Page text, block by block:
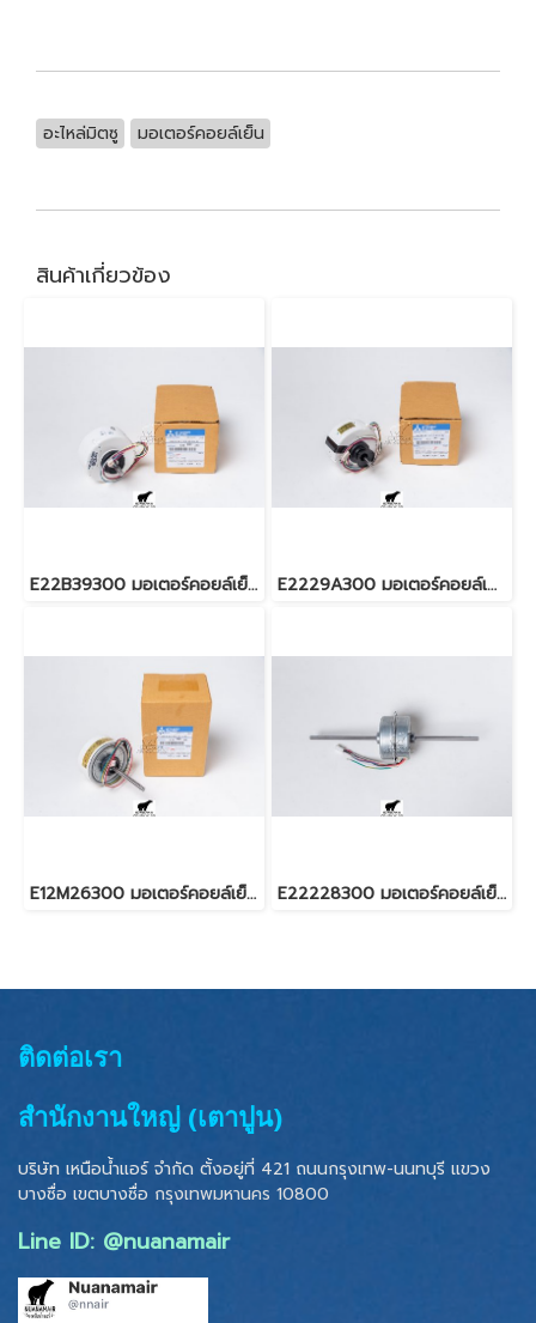
อะไหล่มิตซู มอเตอร์คอยล์เย็น
สินค้าเกี่ยวข้อง
E22B39300 มอเตอร์คอยล์เย็น สำหรับแอร์มิตซู รุ่น MS-C18,MSZ-GA35 E2229A300 มอเตอร์คอยล์เย็น สำหรับแอร์มิตซู รุ่น MS-JR13,MSZ-GR22,35
E12M26300 มอเตอร์คอยล์เย็น สำหรับแอร์มิตซู รุ่น MS-GS18, MS-GS24, MSY-GP24 E22228300 มอเตอร์คอยล์เย็น สำหรับแอร์มิตซู รุ่น MCF-GN13,MCF-GN18,MCF-D18,MCF-SD13
ติดต่อเรา
สำนักงานใหญ่ (เตาปูน)
บริษัท เหนือน้ำแอร์ จำกัด ตั้งอยู่ที่ 421 ถนนกรุงเทพ-นนทบุรี แขวง
บางซื่อ เขตบางซื่อ กรุงเทพมหานคร 10800
Line ID: @nuanamair